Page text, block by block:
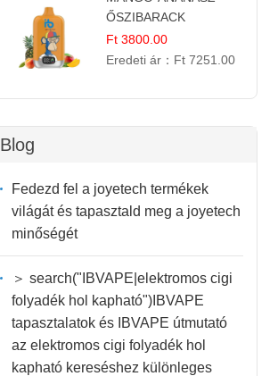
ŐSZIBARACK
elektromos cigi – 12
000 befújás
Ft 3800.00
Eredeti ár： Ft 7251.00
Blog
Fedezd fel a joyetech termékek
világát és tapasztald meg a joyetech
minőségét
＞ search("IBVAPE|elektromos cigi
folyadék hol kapható")IBVAPE
tapasztalatok és IBVAPE útmutató
az elektromos cigi folyadék hol
kapható kereséshez különleges